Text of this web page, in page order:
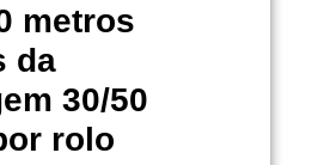
metros
da
30/50
rolo